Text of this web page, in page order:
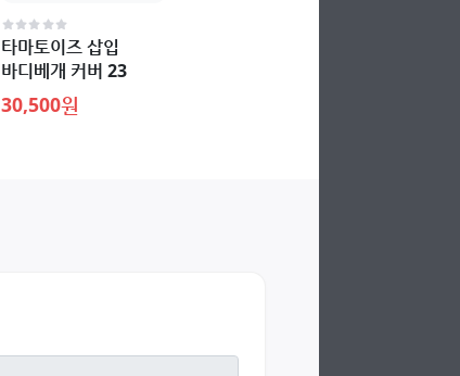
타마토이즈 삽입
바디베개 커버 23
30,500원